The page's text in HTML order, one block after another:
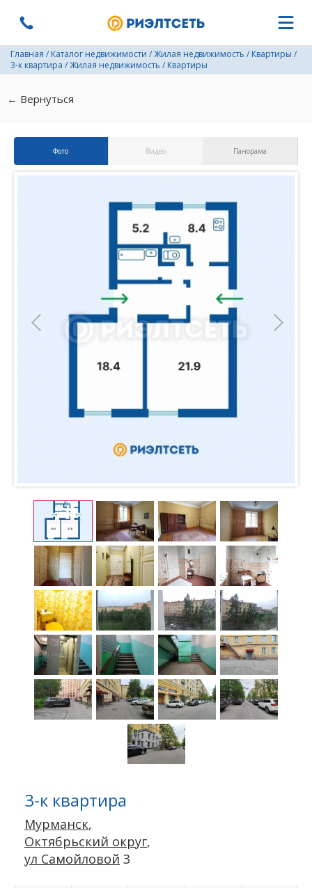
Главная / Каталог недвижимости /Жилая недвижимость / Квартиры /
3-к квартира /Жилая недвижимость / Квартиры
← Вернуться
Фото Видео Панорама
3-к квартира
Мурманск,
Октябрьский округ,
ул Самойловой 3